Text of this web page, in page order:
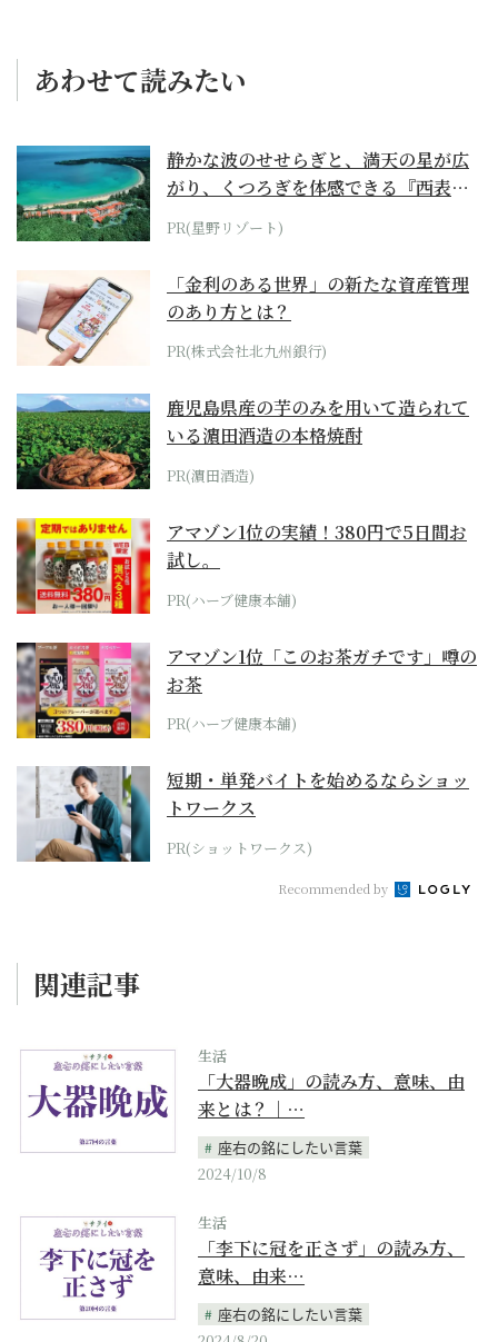
あわせて読みたい
静かな波のせせらぎと、満天の星が広
がり、くつろぎを体感できる『西表島
ホテル by...
PR(星野リゾート)
「金利のある世界」の新たな資産管理
のあり方とは？
PR(株式会社北九州銀行)
鹿児島県産の芋のみを用いて造られて
いる濵田酒造の本格焼酎
PR(濵田酒造)
アマゾン1位の実績！380円で5日間お
試し。
PR(ハーブ健康本舗)
アマゾン1位「このお茶ガチです」噂の
お茶
PR(ハーブ健康本舗)
短期・単発バイトを始めるならショッ
トワークス
PR(ショットワークス)
Recommended by
関連記事
生活
「大器晩成」の読み方、意味、由
来とは？｜…
座右の銘にしたい言葉
2024/10/8
生活
「李下に冠を正さず」の読み方、
意味、由来…
座右の銘にしたい言葉